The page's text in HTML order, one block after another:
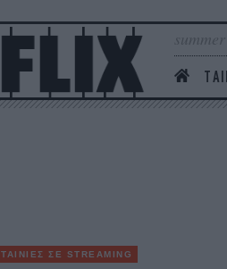
ΤΑΙΝΙΕΣ ΣΕ STREAMING